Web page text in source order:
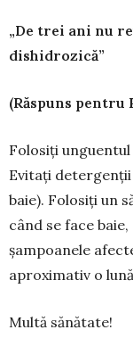
„De trei ani nu
dishidrozică”
(Răspuns pentru
Folosiți
Evitați detergenții
baie). Folosiți un
când se face
șampoanele
aproximativ o
Multă sănătate!